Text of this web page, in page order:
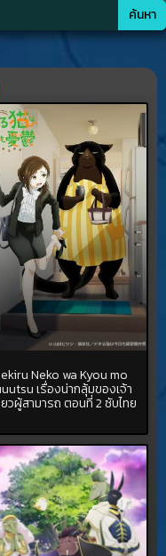
ค้นหา
Neko wa Kyou mo
เรื่องน่ากลุ้มของเจ้า
วผู้สามารถ ตอนที่ 2 ซับไทย